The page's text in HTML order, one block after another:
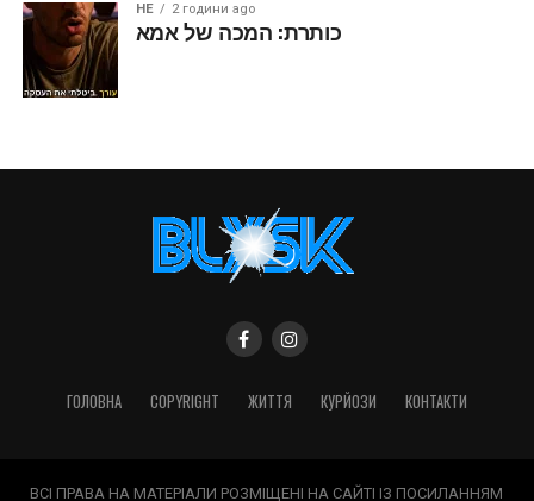
HE 2 години ago
כותרת: המכה של אמא
ГОЛОВНА COPYRIGHT ЖИТТЯ КУРЙОЗИ КОНТАКТИ
ВСІ ПРАВА НА МАТЕРІАЛИ РОЗМІЩЕНІ НА САЙТІ ІЗ ПОСИЛАННЯМ